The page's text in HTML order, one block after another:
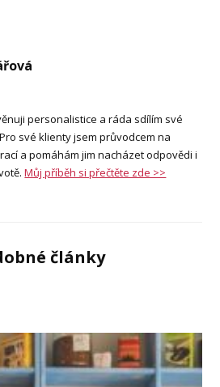
personalistice a ráda sdílím své
své klienty jsem průvodcem na
a pomáhám jim nacházet odpovědi i
Můj příběh si přečtěte zde >>
články